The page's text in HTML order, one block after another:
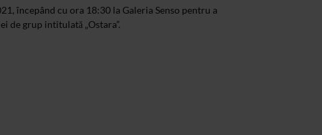
începând cu ora 18:30 la Galeria Senso pentru a
de grup intitulată „Ostara”.